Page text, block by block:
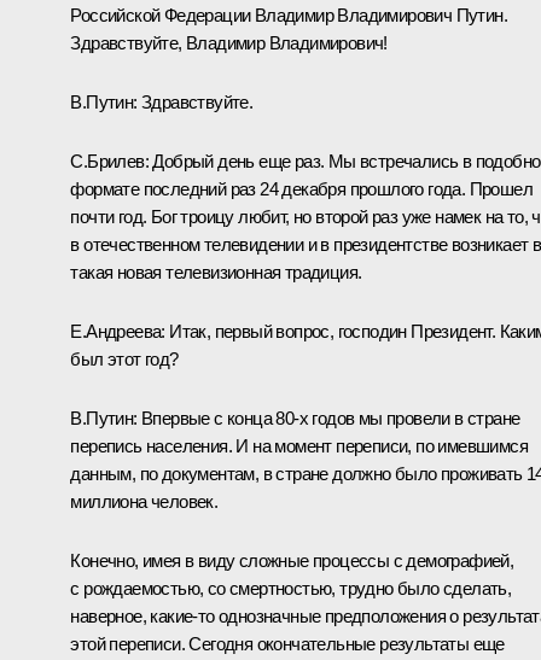
Российской Федерации Владимир Владимирович Путин.
Здравствуйте, Владимир Владимирович!
В.Путин: Здравствуйте.
С.Брилев: Добрый день еще раз. Мы встречались в
формате последний раз 24 декабря прошлого года. Прошел
почти год. Бог троицу любит, но второй раз уже намек на то,
в отечественном телевидении и в президентстве возникает
такая новая телевизионная традиция.
Е.Андреева: Итак, первый вопрос, господин Президент.
был этот год?
В.Путин: Впервые с конца 80-х годов мы провели в стране
перепись населения. И на момент переписи, по имевшимся
данным, по документам, в стране должно было проживать
миллиона человек.
Конечно, имея в виду сложные процессы с демографией,
с рождаемостью, со смертностью, трудно было сделать,
наверное, какие‑то однозначные предположения о
этой переписи. Сегодня окончательные результаты еще